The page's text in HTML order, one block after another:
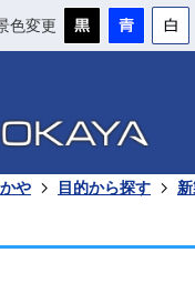
色変更
や 目的から探す